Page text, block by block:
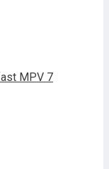
MPV 7